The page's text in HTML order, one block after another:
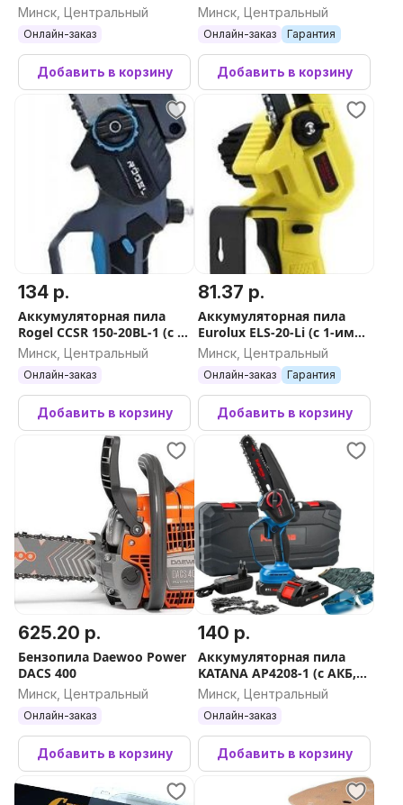
1 (с 2-мя АКБ)
Минск, Центральный
Онлайн-заказ
Добавить в корзину
1329493 (с 1-им АКБ)
Минск, Центральный
Онлайн-заказ Гарантия
Добавить в корзину
134 р.
Аккумуляторная пила
Rogel CCSR 150-20BL-1 (с 1-
им АКБ)
Минск, Центральный
Онлайн-заказ
Добавить в корзину
81.37 р.
Аккумуляторная пила
Eurolux ELS-20-Li (с 1-им
АКБ)
Минск, Центральный
Онлайн-заказ Гарантия
Добавить в корзину
625.20 р.
Бензопила Daewoo Power
DACS 400
Минск, Центральный
Онлайн-заказ
Добавить в корзину
140 р.
Аккумуляторная пила
KATANA AP4208-1 (с АКБ,
кейс)
Минск, Центральный
Онлайн-заказ
Добавить в корзину